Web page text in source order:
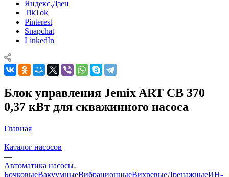
Яндекс.Дзен
TikTok
Pinterest
Snapchat
LinkedIn
Блок управления Jemix ART CB 370
0,37 кВт для скважинного насоса
Главная
—
Каталог насосов
—
Автоматика насосы
БочковыеВакуумныеВибрационныеВихревыеДренажныеИН-